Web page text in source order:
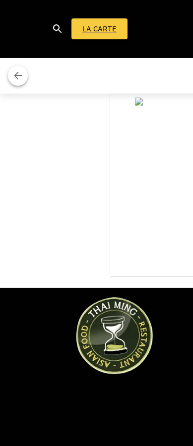
LA CARTE